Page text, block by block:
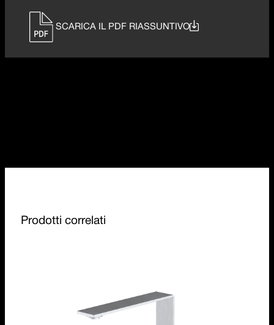
SCARICA IL PDF RIASSUNTIVO
Prodotti correlati